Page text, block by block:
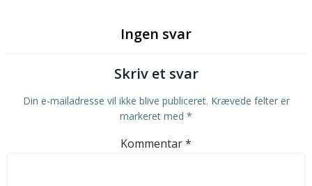
Ingen svar
Skriv et svar
Din e-mailadresse vil ikke blive publiceret. Krævede felter er
markeret med *
Kommentar*